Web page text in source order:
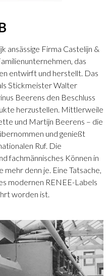
ansässige Firma Castelijn &
das
entwirft und herstellt. Das
Stickmeister Walter
Beerens den Beschluss
herzustellen. Mittlerweile
und Martijn Beerens – die
und genießt
Ruf. Die
fachmännisches Können in
denn je. Eine Tatsache,
modernen RENEE-Labels
worden ist.